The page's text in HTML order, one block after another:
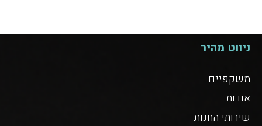
ניווט מהיר
משקפיים
אודות
שירותי החנות